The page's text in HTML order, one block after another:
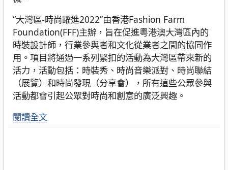
“大灣區-時尚躍進2022”由香港Fashion Farm
Foundation(FFF)主辦，旨在促進粵港澳大灣區內的
時裝設計師，行業參與者和文化從業者之間的協同作
用。項目將通過一系列緊扣的活動為大灣區帶來新的
活力，活動包括：時裝秀、時尚音樂派對、時尚聯結
（展覽）和時尚發現（分享會），所有這些公眾參與
活動都會引起公眾對時尚和創意的廣泛興趣。
閱讀全文